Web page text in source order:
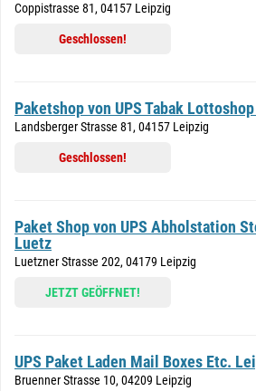
Coppistrasse 81, 04157 Leipzig
Geschlossen!
Paketshop von UPS Tabak
Landsberger Strasse 81, 04157 Leipzig
Geschlossen!
Paket Shop von UPS Abholstation
Luetz
Luetzner Strasse 202, 04179 Leipzig
JETZT GEÖFFNET!
UPS Paket Laden Mail Boxes Etc.
Bruenner Strasse 10, 04209 Leipzig